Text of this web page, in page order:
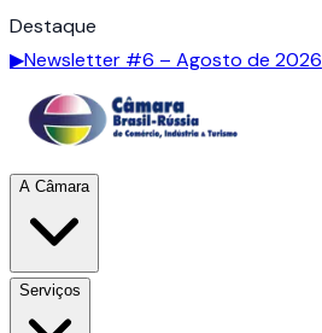
Destaque
▶Newsletter #6 – Agosto de 2026
A Câmara
Serviços